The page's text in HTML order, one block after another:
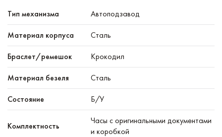
Тип механизма Автоподзавод
Материал корпуса Сталь
Браслет/ремешок Крокодил
Материал безеля Сталь
Состояние Б/У
Комплектность
Часы с оригинальными документами
и коробкой